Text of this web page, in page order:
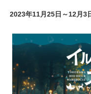
2023年11月25日～12月3